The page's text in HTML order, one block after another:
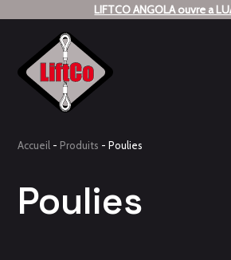
LIFTCO ANGOLA ouvre a
Accueil - Produits -Poulies
Poulies